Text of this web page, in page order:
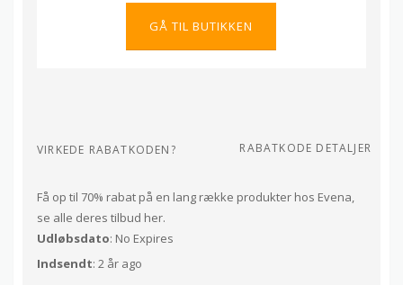
GÅ TIL BUTIKKEN
VIRKEDE RABATKODEN? RABATKODE DETALJER
Få op til 70% rabat på en lang række produkter hos Evena,
se alle deres tilbud her.
Udløbsdato: No Expires
Indsendt: 2 år ago